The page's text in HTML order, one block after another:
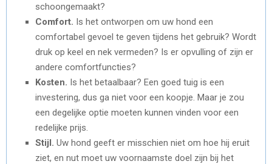
schoongemaakt?
Comfort. Is het ontworpen om uw hond een
comfortabel gevoel te geven tijdens het gebruik? Wordt
druk op keel en nek vermeden? Is er opvulling of zijn er
andere comfortfuncties?
Kosten. Is het betaalbaar? Een goed tuig is een
investering, dus ga niet voor een koopje. Maar je zou
een degelijke optie moeten kunnen vinden voor een
redelijke prijs.
Stijl. Uw hond geeft er misschien niet om hoe hij eruit
ziet, en nut moet uw voornaamste doel zijn bij het